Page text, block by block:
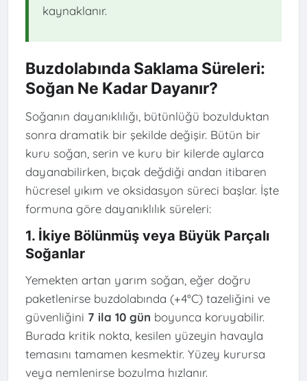
kaynaklanır.
Buzdolabında Saklama Süreleri:
Soğan Ne Kadar Dayanır?
Soğanın dayanıklılığı, bütünlüğü bozulduktan
sonra dramatik bir şekilde değişir. Bütün bir
kuru soğan, serin ve kuru bir kilerde aylarca
dayanabilirken, bıçak değdiği andan itibaren
hücresel yıkım ve oksidasyon süreci başlar. İşte
formuna göre dayanıklılık süreleri:
1. İkiye Bölünmüş veya Büyük Parçalı
Soğanlar
Yemekten artan yarım soğan, eğer doğru
paketlenirse buzdolabında (+4°C) tazeliğini ve
güvenliğini 7 ila 10 gün boyunca koruyabilir.
Burada kritik nokta, kesilen yüzeyin havayla
temasını tamamen kesmektir. Yüzey kurursa
veya nemlenirse bozulma hızlanır.